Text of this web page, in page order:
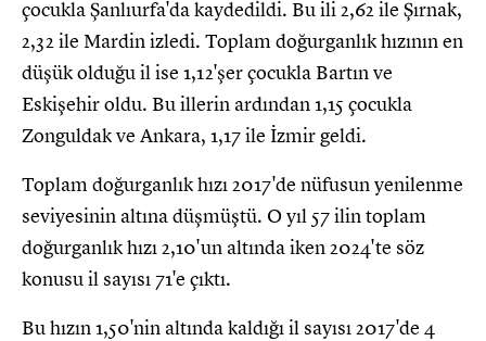
çocukla Şanlıurfa'da kaydedildi. Bu ili 2,62 ile Şırnak,
2,32 ile Mardin izledi. Toplam doğurganlık hızının en
düşük olduğu il ise 1,12'şer çocukla Bartın ve
Eskişehir oldu. Bu illerin ardından 1,15 çocukla
Zonguldak ve Ankara, 1,17 ile İzmir geldi.
Toplam doğurganlık hızı 2017'de nüfusun yenilenme
seviyesinin altına düşmüştü. O yıl 57 ilin toplam
doğurganlık hızı 2,10'un altında iken 2024'te söz
konusu il sayısı 71'e çıktı.
Bu hızın 1,50'nin altında kaldığı il sayısı 2017'de 4